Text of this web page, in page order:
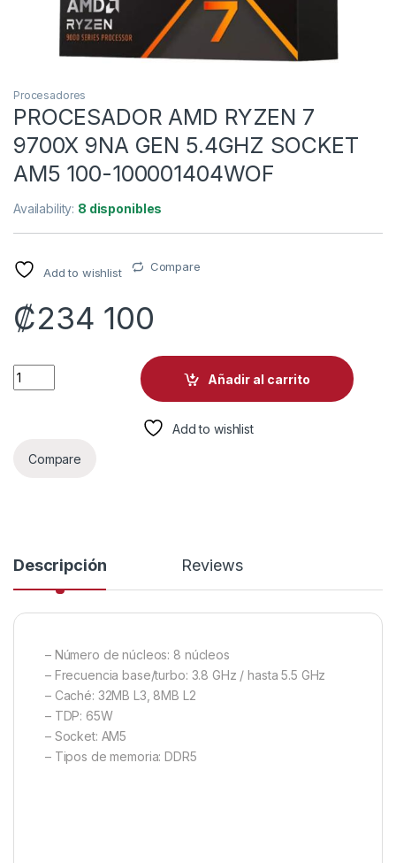
Procesadores
PROCESADOR AMD RYZEN 7
9700X 9NA GEN 5.4GHZ SOCKET
AM5 100-100001404WOF
Availability: 8 disponibles
Add to wishlist Compare
₡234 100
PROCESADOR AMD RYZEN 7 9700X 9NA GEN 5.4GHZ
Añadir al carrito
Add to wishlist
Compare
Descripción Reviews
– Número de núcleos: 8 núcleos
– Frecuencia base/turbo: 3.8 GHz / hasta 5.5 GHz
– Caché: 32MB L3, 8MB L2
– TDP: 65W
– Socket: AM5
– Tipos de memoria: DDR5